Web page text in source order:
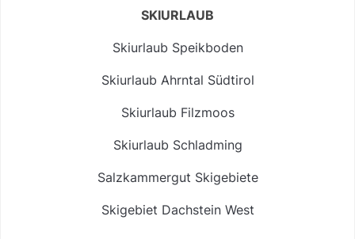
SKIURLAUB
Skiurlaub Speikboden
Skiurlaub Ahrntal Südtirol
Skiurlaub Filzmoos
Skiurlaub Schladming
Salzkammergut Skigebiete
Skigebiet Dachstein West